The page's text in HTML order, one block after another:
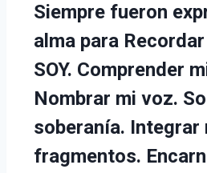
Siempre fueron
alma para
SOY. Comprender
Nombrar mi voz.
soberanía. Integrar
fragmentos.